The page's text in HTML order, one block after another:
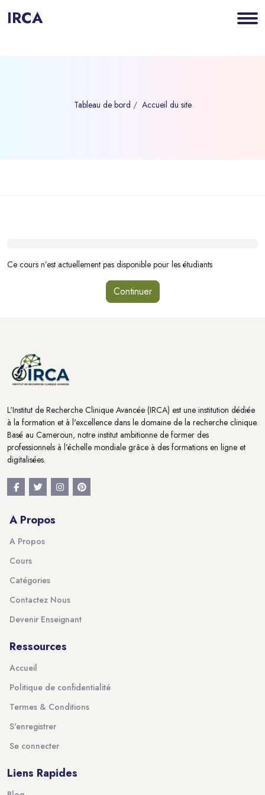
IRCA
Tableau de bord Accueil du site
Blocs
Ce cours n’est actuellement pas disponible pour les étudiants
Continuer
L'Institut de Recherche Clinique Avancée (IRCA) est une institution dédiée
à la formation et à l'excellence dans le domaine de la recherche clinique.
Basé au Cameroun, notre institut ambitionne de former des
professionnels à l’échelle mondiale grâce à des formations en ligne et
digitalisées.
A Propos
A Propos
Cours
Catégories
Contactez Nous
Devenir Enseignant
Ressources
Accueil
Politique de confidentialité
Termes & Conditions
S'enregistrer
Se connecter
Liens Rapides